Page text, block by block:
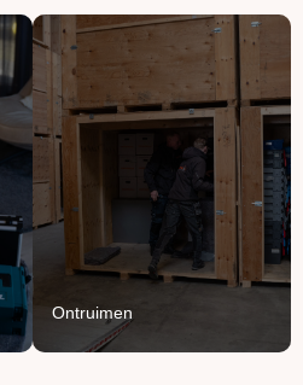
Ontruimen
Ontruimen
Opruimen of ontruimen:
van knusse flat tot groot
bedrijfspand.
Lees Meer